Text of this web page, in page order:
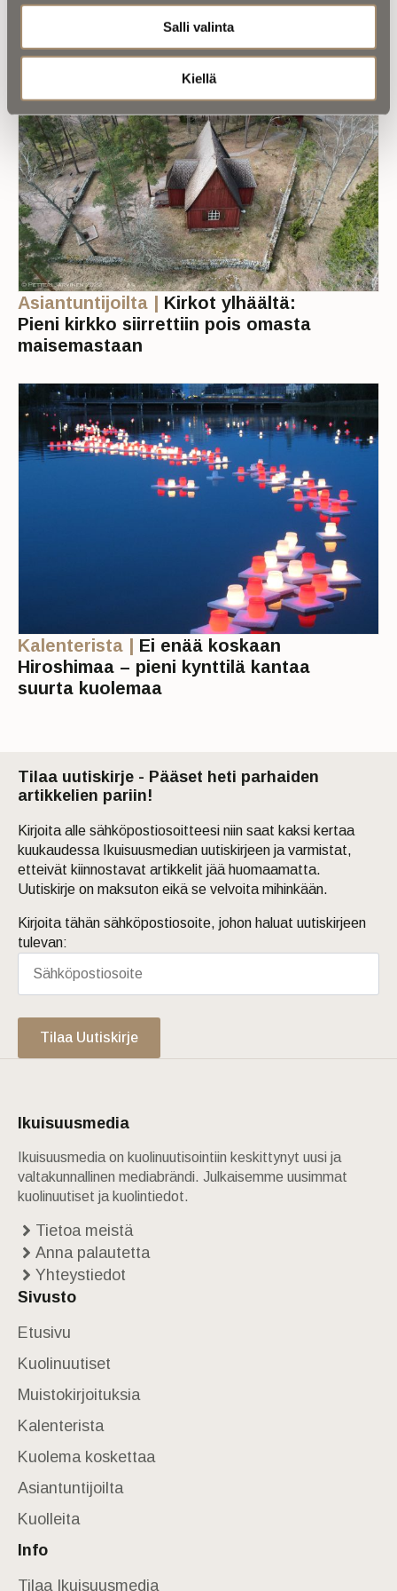
Salli valinta
Kiellä
hän tuumaisi tekoälystä?
Asiantuntijoilta | Kirkot ylhäältä:
Pieni kirkko siirrettiin pois omasta
maisemastaan
Kalenterista | Ei enää koskaan
Hiroshimaa – pieni kynttilä kantaa
suurta kuolemaa
Tilaa uutiskirje - Pääset heti parhaiden
artikkelien pariin!
Kirjoita alle sähköpostiosoitteesi niin saat kaksi kertaa
kuukaudessa Ikuisuusmedian uutiskirjeen ja varmistat,
etteivät kiinnostavat artikkelit jää huomaamatta.
Uutiskirje on maksuton eikä se velvoita mihinkään.
Kirjoita tähän sähköpostiosoite, johon haluat uutiskirjeen
tulevan:
Tilaa Uutiskirje
Ikuisuusmedia
Ikuisuusmedia on kuolinuutisointiin keskittynyt uusi ja
valtakunnallinen mediabrändi. Julkaisemme uusimmat
kuolinuutiset ja kuolintiedot.
Tietoa meistä
Anna palautetta
Yhteystiedot
Sivusto
Etusivu
Kuolinuutiset
Muistokirjoituksia
Kalenterista
Kuolema koskettaa
Asiantuntijoilta
Kuolleita
Info
Tilaa Ikuisuusmedia